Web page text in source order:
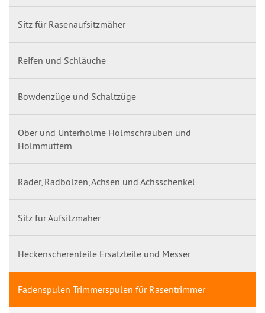
Sitz für Rasenaufsitzmäher
Reifen und Schläuche
Bowdenzüge und Schaltzüge
Ober und Unterholme Holmschrauben und
Holmmuttern
Räder, Radbolzen, Achsen und Achsschenkel
Sitz für Aufsitzmäher
Heckenscherenteile Ersatzteile und Messer
Fadenspulen Trimmerspulen für Rasentrimmer